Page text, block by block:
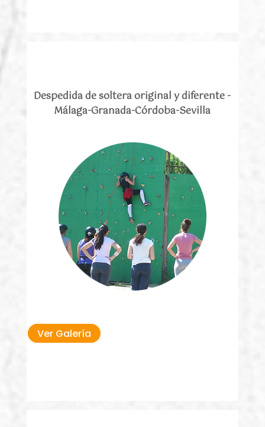
Despedida de soltera original y diferente -
Málaga-Granada-Córdoba-Sevilla
Ver Galería